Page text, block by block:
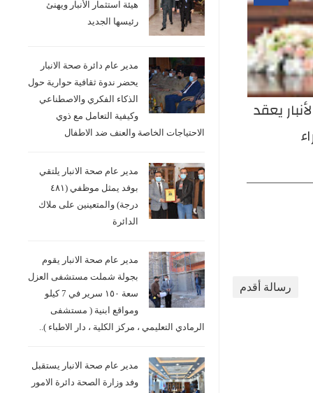
مدير عام صحة الأنبار يتفقد شعبة
اللجان الطبية ويؤكد تسهيل
إجراءات المواطنين
يعقد
رسالة أقدم
هيئة استثمار الأنبار ويهنئ
رئيسها الجديد
مدير عام دائرة صحة الانبار
يحضر ندوة ثقافية حوارية حول
الذكاء الفكري والاصطناعي
وكيفية التعامل مع ذوي
الاحتياجات الخاصة والعنف ضد الاطفال
مدير عام صحة الانبار يلتقي
بوفد يمثل موظفي (٤٨١
درجة) والمتعينين على ملاك
الدائرة
مدير عام صحة الانبار يقوم
بجولة شملت مستشفى العزل
سعة ١٥٠ سرير في 7 كيلو
ومواقع ابنية ( مستشفى
الرمادي التعليمي ، مركز الكلية ، دار الاطباء )..
مدير عام صحة الانبار يستقبل
وفد وزارة الصحة دائرة الامور